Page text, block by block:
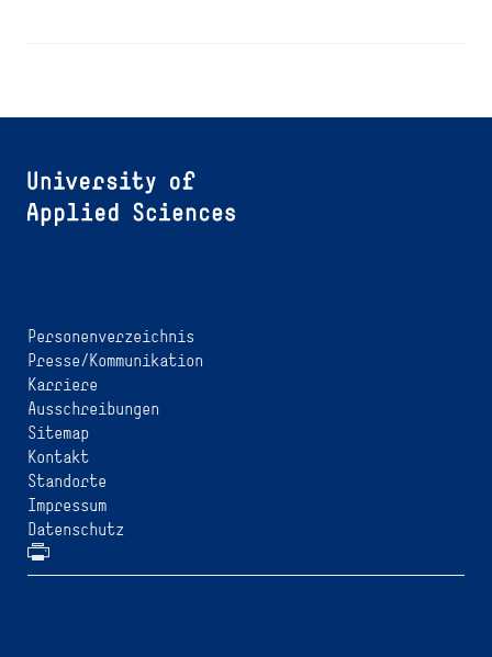
Personenverzeichnis
Presse/Kommunikation
Karriere
Ausschreibungen
Sitemap
Kontakt
Standorte
Impressum
Datenschutz